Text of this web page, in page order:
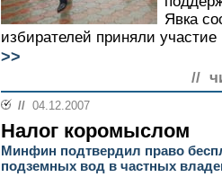
Явка
избирателей приняли
>>
//
// 04.12.2007
Налог коромыслом
Минфин подтвердил право
подземных вод в частных